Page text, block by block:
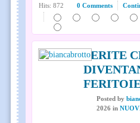
0 Comments
Hits: 872
FERITE
Posted by
2026 in